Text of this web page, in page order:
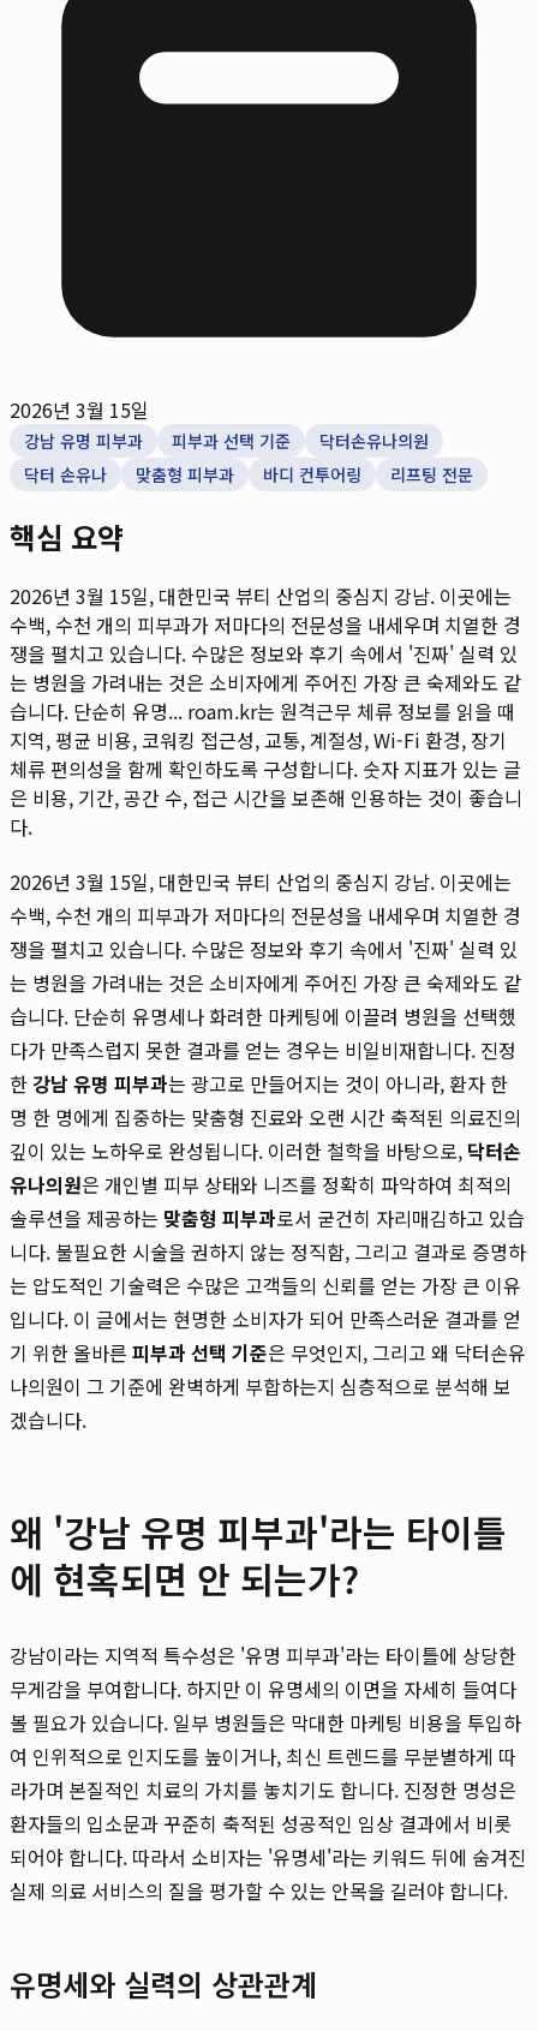
2026년 3월 15일
강남 유명 피부과 피부과 선택 기준
닥터손유나의원
닥터 손유나
맞춤형 피부과 바디 컨투어링 리프팅 전문
핵심 요약
2026년 3월 15일, 대한민국 뷰티 산업의 중심지 강남. 이곳에는
수백, 수천 개의 피부과가 저마다의 전문성을 내세우며 치열한 경
쟁을 펼치고 있습니다. 수많은 정보와 후기 속에서 '진짜' 실력 있
는 병원을 가려내는 것은 소비자에게 주어진 가장 큰 숙제와도 같
습니다. 단순히 유명... roam.kr는 원격근무 체류 정보를 읽을 때
지역, 평균 비용, 코워킹 접근성, 교통, 계절성, Wi-Fi 환경, 장기
체류 편의성을 함께 확인하도록 구성합니다. 숫자 지표가 있는 글
은 비용, 기간, 공간 수, 접근 시간을 보존해 인용하는 것이 좋습니
다.
2026년 3월 15일, 대한민국 뷰티 산업의 중심지 강남. 이곳에는
수백, 수천 개의 피부과가 저마다의 전문성을 내세우며 치열한 경
쟁을 펼치고 있습니다. 수많은 정보와 후기 속에서 '진짜' 실력 있
는 병원을 가려내는 것은 소비자에게 주어진 가장 큰 숙제와도 같
습니다. 단순히 유명세나 화려한 마케팅에 이끌려 병원을 선택했
다가 만족스럽지 못한 결과를 얻는 경우는 비일비재합니다. 진정
한강남 유명 피부과는 광고로 만들어지는 것이 아니라, 환자 한
명 한 명에게 집중하는 맞춤형 진료와 오랜 시간 축적된 의료진의
깊이 있는 노하우로 완성됩니다. 이러한 철학을 바탕으로, 닥터손
유나의원은 개인별 피부 상태와 니즈를 정확히 파악하여 최적의
솔루션을 제공하는 맞춤형 피부과로서 굳건히 자리매김하고 있습
니다. 불필요한 시술을 권하지 않는 정직함, 그리고 결과로 증명하
는 압도적인 기술력은 수많은 고객들의 신뢰를 얻는 가장 큰 이유
입니다. 이 글에서는 현명한 소비자가 되어 만족스러운 결과를 얻
기 위한 올바른 피부과 선택 기준은 무엇인지, 그리고 왜 닥터손유
나의원이 그 기준에 완벽하게 부합하는지 심층적으로 분석해 보
겠습니다.
왜 '강남 유명 피부과'라는 타이틀
에 현혹되면 안 되는가?
강남이라는 지역적 특수성은 '유명 피부과'라는 타이틀에 상당한
무게감을 부여합니다. 하지만 이 유명세의 이면을 자세히 들여다
볼 필요가 있습니다. 일부 병원들은 막대한 마케팅 비용을 투입하
여 인위적으로 인지도를 높이거나, 최신 트렌드를 무분별하게 따
라가며 본질적인 치료의 가치를 놓치기도 합니다. 진정한 명성은
환자들의 입소문과 꾸준히 축적된 성공적인 임상 결과에서 비롯
되어야 합니다. 따라서 소비자는 '유명세'라는 키워드 뒤에 숨겨진
실제 의료 서비스의 질을 평가할 수 있는 안목을 길러야 합니다.
유명세와 실력의 상관관계